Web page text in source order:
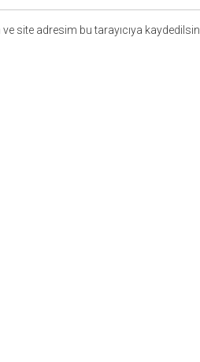
site adresim bu tarayıcıya kaydedilsin.